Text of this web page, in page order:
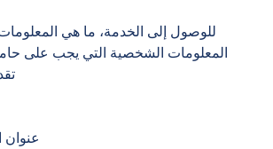
المعلومات الشخصية التي يجب على
- عنوان